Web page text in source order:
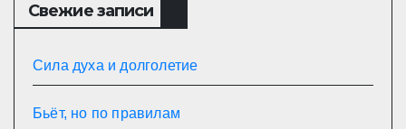
Свежие записи
Сила духа и долголетие
Бьёт, но по правилам